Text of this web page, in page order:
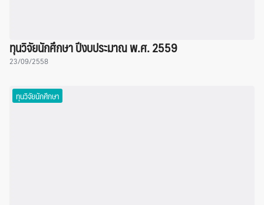
ทุนวิจัยนักศึกษา ปีงบประมาณ พ.ศ. 2559
23/09/2558
ทุนวิจัยนักศึกษา